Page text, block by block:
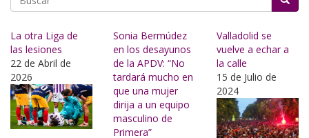
La otra Liga de
las lesiones
22 de Abril de
2026
Sonia Bermúdez
en los desayunos
de la APDV: “No
tardará mucho en
que una mujer
dirija a un equipo
masculino de
Primera”
Valladolid se
vuelve a echar a
la calle
15 de Julio de
2024